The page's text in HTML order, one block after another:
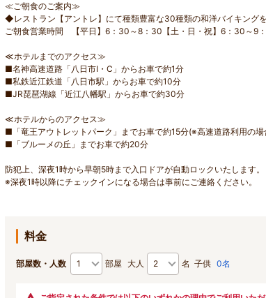
≪ご朝食のご案内≫
◆レストラン【アントレ】にて種類豊富な30種類の和洋バイキング
ご朝食営業時間 【平日】6：30～8：30【土・日・祝】6：30～9
≪ホテルまでのアクセス≫
■名神高速道路「八日市I・C」からお車で約1分
■私鉄近江鉄道「八日市駅」からお車で約10分
■JR琵琶湖線「近江八幡駅」からお車で約30分
≪ホテルからのアクセス≫
■「竜王アウトレットパーク」までお車で約15分(※高速道路利用の場
■「ブルーメの丘」までお車で約20分
防犯上、深夜1時から早朝5時まで入口ドアが自動ロックいたします。
※深夜1時以降にチェックインになる場合は事前にご連絡ください。
料金
部屋数・人数 部屋 大人 名 子供 0名